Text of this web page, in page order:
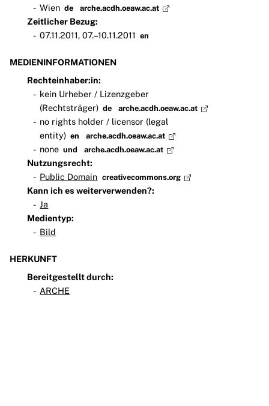
Wien de arche.acdh.oeaw.ac.at
Zeitlicher Bezug:
07.11.2011, 07.–10.11.2011 en
MEDIENINFORMATIONEN
Rechteinhaber:in:
kein Urheber / Lizenzgeber
(Rechtsträger) de arche.acdh.oeaw.ac.at
no rights holder / licensor (legal
entity) en arche.acdh.oeaw.ac.at
none und arche.acdh.oeaw.ac.at
Nutzungsrecht:
Public Domain creativecommons.org
Kann ich es weiterverwenden?:
Ja
Medientyp:
Bild
HERKUNFT
Bereitgestellt durch:
ARCHE